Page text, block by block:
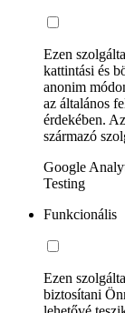
Ezen
kattintási és
anonim
az általános
érdekében.
származó
Google
Testing
Funkcionális
Ezen
biztosítani